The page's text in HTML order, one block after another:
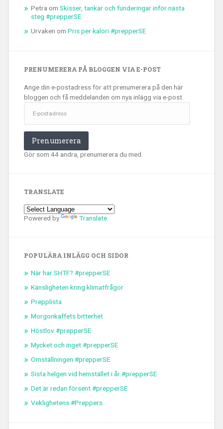
Petra om Skisser, tankar och funderingar inför nästa
steg #prepperSE
Urvaken om Pris per kalori #prepperSE
PRENUMERERA PÅ BLOGGEN VIA E-POST
Ange din e-postadress för att prenumerera på den här
bloggen och få meddelanden om nya inlägg via e-post.
postadress
Prenumerera
Gör som 44 andra, prenumerera du med.
TRANSLATE
Powered by Translate
POPULÄRA INLÄGG OCH SIDOR
När har SHTF? #prepperSE
Känsligheten kring klimatfrågor
Prepplista
Morgonkaffets bitterhet
Höstlov #prepperSE
Mycket och inget #prepperSE
Omställningen #prepperSE
Sista helgen vid hemstället i år #prepperSE
Det är redan försent #prepperSE
Veklighetens #Preppers